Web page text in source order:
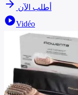
arrow_forward أطلب الآن
play_circleVidéo